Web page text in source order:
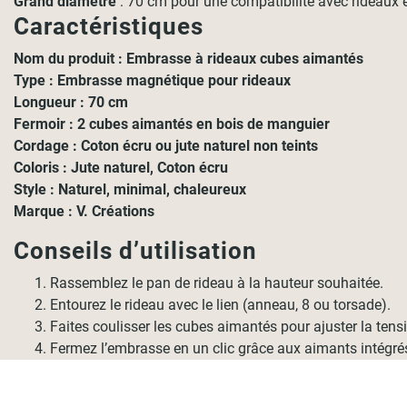
Caractéristiques
Nom du produit : Embrasse à rideaux cubes aimantés
Type : Embrasse magnétique pour rideaux
Longueur : 70 cm
Fermoir : 2 cubes aimantés en bois de manguier
Cordage : Coton écru ou jute naturel non teints
Coloris : Jute naturel, Coton écru
Style : Naturel, minimal, chaleureux
Marque : V. Créations
Conseils d’utilisation
Rassemblez le pan de rideau à la hauteur souhaitée.
Entourez le rideau avec le lien (anneau, 8 ou torsade).
Faites coulisser les cubes aimantés pour ajuster la
Fermez l’embrasse en un clic grâce aux aimants